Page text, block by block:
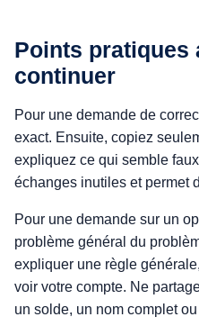
Points pratiques
continuer
Pour une demande de
exact. Ensuite, copiez
expliquez ce qui semble
échanges inutiles et permet
Pour une demande sur un
problème général du
expliquer une règle
voir votre compte. Ne
un solde, un nom complet